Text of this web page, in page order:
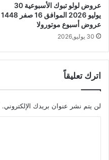
عروض لولو تبوك الأسبوعية 30
يوليو 2026 الموافق 16 صفر 1448
عروض أسبوع موتورولا
30 يوليو,2026
اترك تعليقاً
لن يتم نشر عنوان بريدك الإلكتروني.